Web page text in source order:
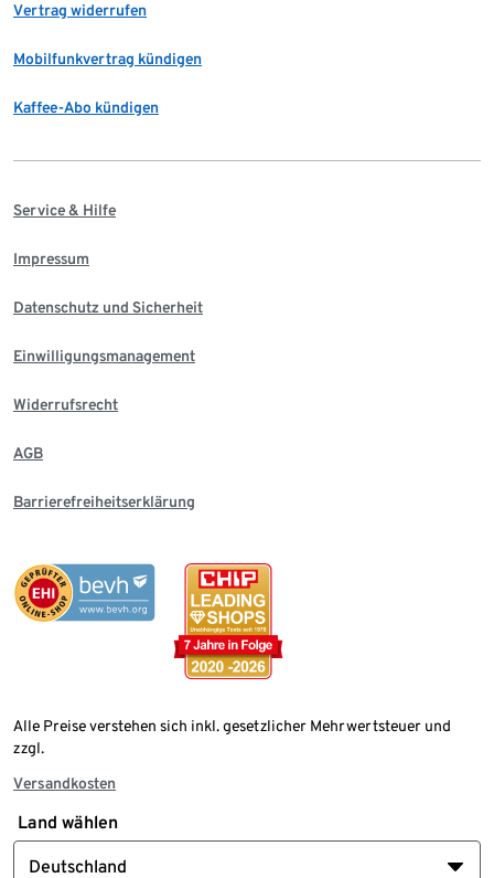
Vertrag widerrufen
Mobilfunkvertrag kündigen
Kaffee-Abo kündigen
Service & Hilfe
Impressum
Datenschutz und Sicherheit
Einwilligungsmanagement
Widerrufsrecht
AGB
Barrierefreiheitserklärung
Alle Preise verstehen sich inkl. gesetzlicher Mehrwertsteuer und
zzgl.
Versandkosten
Land wählen
Deutschland